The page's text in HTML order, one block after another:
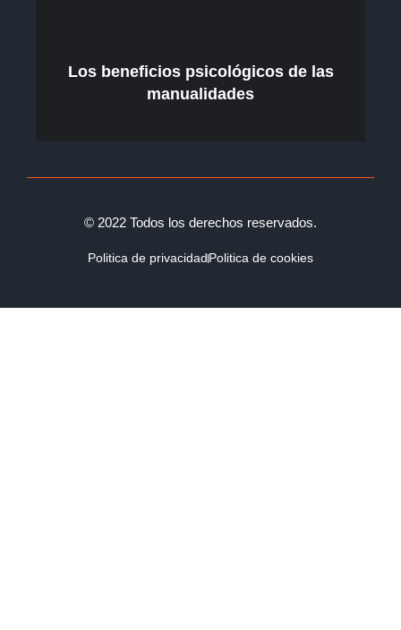
Los beneficios psicológicos de las
manualidades
© 2022 Todos los derechos reservados.
Politica de privacidadPolitica de cookies